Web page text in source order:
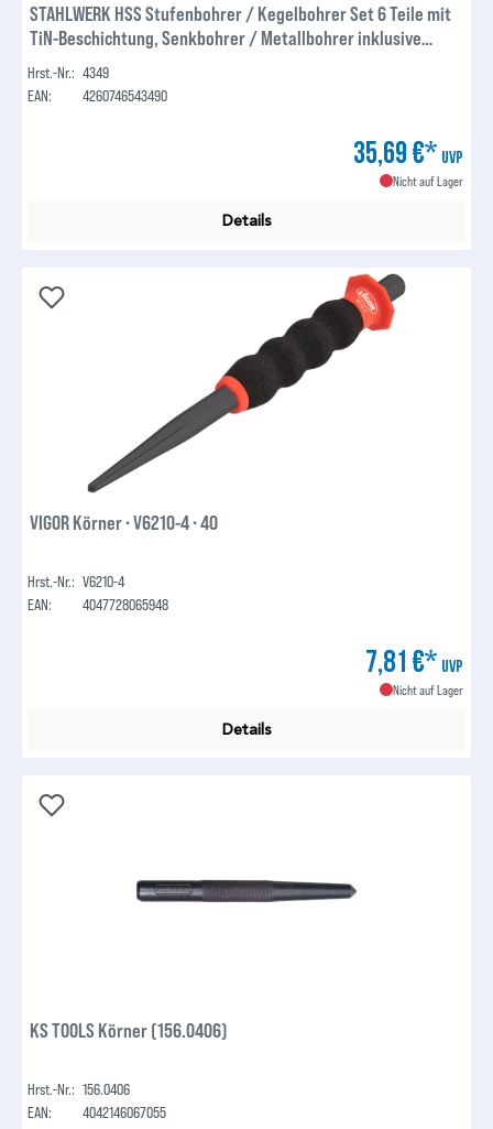
STAHLWERK HSS Stufenbohrer / Kegelbohrer Set 6 Teile mit
TiN-Beschichtung, Senkbohrer / Metallbohrer inklusive
Automatik-Körner und Aluminiumkoffer
Hrst.-Nr.: 4349
EAN:
4260746543490
35,69 €* UVP
Nicht auf Lager
Details
VIGOR Körner ∙ V6210-4 ∙ 40
Hrst.-Nr.: V6210-4
EAN:
4047728065948
7,81 €* UVP
Nicht auf Lager
Details
KS TOOLS Körner (156.0406)
Hrst.-Nr.: 156.0406
EAN:
4042146067055